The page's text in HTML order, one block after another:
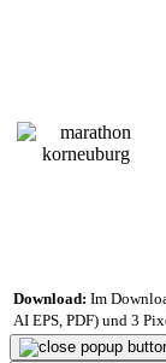
Download: Im
AI EPS, PDF) und 3